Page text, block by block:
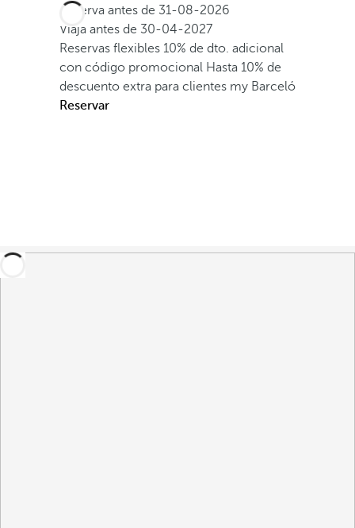
Reserva antes de 31-08-2026
Viaja antes de 30-04-2027
Reservas flexibles 10% de dto. adicional
con código promocional Hasta 10% de
descuento extra para clientes my Barceló
Reservar